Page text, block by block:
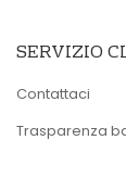
SERVIZIO
Contattaci
Trasparenza